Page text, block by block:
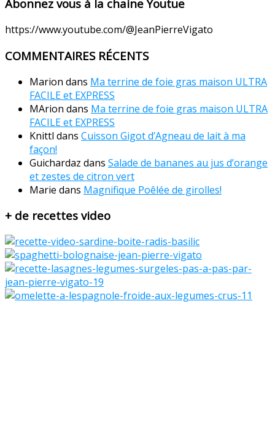
Abonnez vous à la chaine Youtue
https://www.youtube.com/@JeanPierreVigato
COMMENTAIRES RÉCENTS
Marion dans Ma terrine de foie gras maison ULTRA
FACILE et EXPRESS
MArion dans Ma terrine de foie gras maison ULTRA
FACILE et EXPRESS
Knittl dans Cuisson Gigot d’Agneau de lait à ma
façon!
Guichardaz dans Salade de bananes au jus d’orange
et zestes de citron vert
Marie dans Magnifique Poêlée de girolles!
+ de recettes video